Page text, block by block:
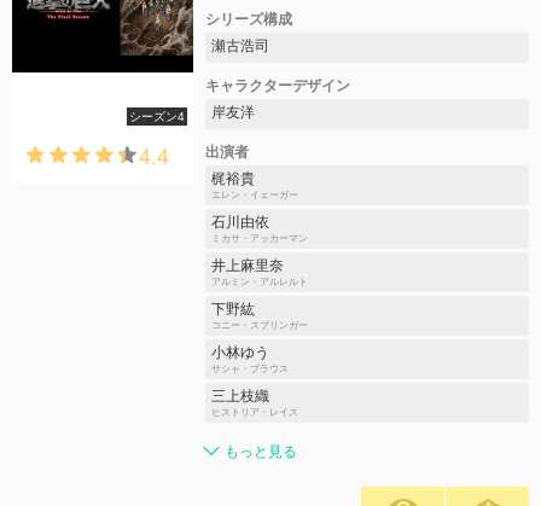
シーズン4
4.4
シリーズ構成
瀬古浩司
キャラクターデザイン
岸友洋
出演者
梶裕貴
エレン・イェーガー
石川由依
ミカサ・アッカーマン
井上麻里奈
アルミン・アルレルト
下野紘
コニー・スプリンガー
小林ゆう
サシャ・ブラウス
三上枝織
ヒストリア・レイス
もっと見る